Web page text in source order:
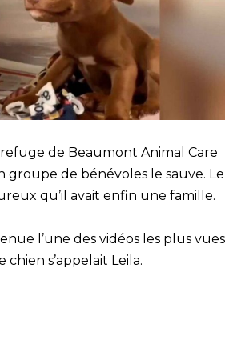
de Beaumont Animal Care
groupe de bénévoles le sauve. Le
qu’il avait enfin une famille.
l’une des vidéos les plus vues
chien s’appelait Leila.